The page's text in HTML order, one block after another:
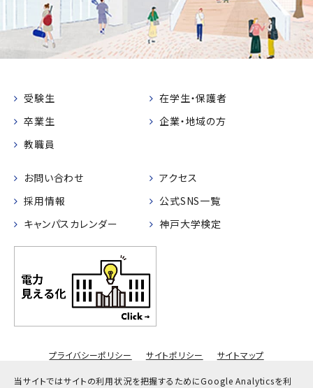
当サイトではサイトの利用状況を把握するためにGoogle Analyticsを利
受験生
在学生・保護者
卒業生
企業・地域の方
教職員
お問い合わせ
アクセス
採用情報
公式SNS一覧
キャンパスカレンダー
神戸大学検定
プライバシーポリシー サイトポリシー サイトマップ
© Kobe University